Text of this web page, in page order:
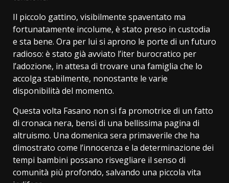
​Il piccolo gattino, visibilmente spaventato ma
fortunatamente incolume, è stato preso in custodia
e sta bene. Ora per lui si aprono le porte di un futuro
radioso: è stato già avviato l’iter burocratico per
l’adozione, in attesa di trovare una famiglia che lo
accolga stabilmente, nonostante le varie
disponibilità del momento.
​Questa volta Fasano non si fa promotrice di un fatto
di cronaca nera, bensì di una bellissima pagina di
altruismo. Una domenica sera primaverile che ha
dimostrato come l’innocenza e la determinazione dei
tempi bambini possano risvegliare il senso di
comunità più profondo, salvando una piccola vita